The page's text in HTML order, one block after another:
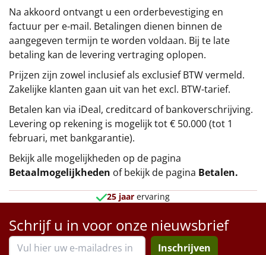
Na akkoord ontvangt u een orderbevestiging en
factuur per e-mail. Betalingen dienen binnen de
aangegeven termijn te worden voldaan. Bij te late
betaling kan de levering vertraging oplopen.
Prijzen zijn zowel inclusief als exclusief BTW vermeld.
Zakelijke klanten gaan uit van het excl. BTW-tarief.
Betalen kan via iDeal, creditcard of bankoverschrijving.
Levering op rekening is mogelijk tot € 50.000 (tot 1
februari, met bankgarantie).
Bekijk alle mogelijkheden op de pagina
Betaalmogelijkheden of bekijk de pagina Betalen.
25 jaar ervaring
Schrijf u in voor onze nieuwsbrief
Inschrijven